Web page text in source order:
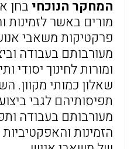
המחקר הנוכחי בחן
מורים באשר לזמינות
פרקטיקות משאבי
ומורות לחינוך יסודי
שאלון כמותי מקוון.
תפיסותיהם לגבי
מעורבותם בעבודה
הזמינות